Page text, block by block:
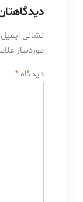
نشانی
موردنیاز
دیدگاه *